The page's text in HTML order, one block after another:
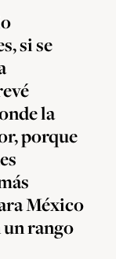
si se
la
porque
México
un rango